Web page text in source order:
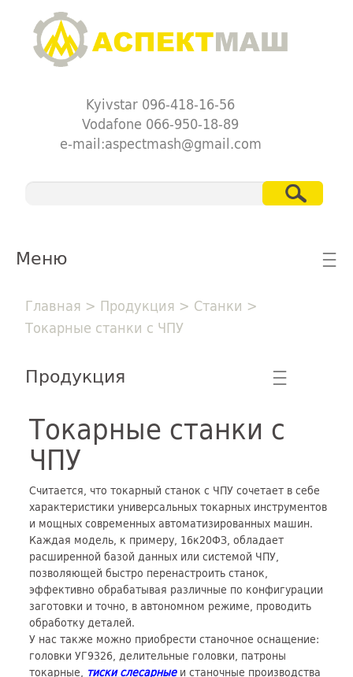
Kyivstar 096-418-16-56
Vodafone 066-950-18-89
e-mail:aspectmash@gmail.com
Меню ☰
Главная > Продукция > Станки >
Токарные станки с ЧПУ
Продукция ☰
Токарные станки с
ЧПУ
Считается, что токарный станок с ЧПУ сочетает в себе
характеристики универсальных токарных инструментов
и мощных современных автоматизированных машин.
Каждая модель, к примеру, 16к20ФЗ, обладает
расширенной базой данных или системой ЧПУ,
позволяющей быстро перенастроить станок,
эффективно обрабатывая различные по конфигурации
заготовки и точно, в автономном режиме, проводить
обработку деталей.
У нас также можно приобрести станочное оснащение:
головки УГ9326, делительные головки, патроны
токарные, тиски слесарныеи станочные производства